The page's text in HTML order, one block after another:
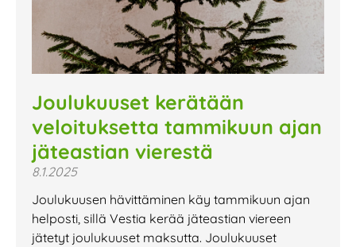
Joulukuuset kerätään
veloituksetta tammikuun ajan
jäteastian vierestä
8.1.2025
Joulukuusen hävittäminen käy tammikuun ajan
helposti, sillä Vestia kerää jäteastian viereen
jätetyt joulukuuset maksutta. Joulukuuset